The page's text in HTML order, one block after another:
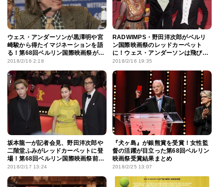
ウェス・アンダーソンが黒澤明や宮
崎駿から得たイマジネーションを語
る！第68回ベルリン国際映画祭がス
タート
2018/2/16 2:18
RADWIMPS・野田洋次郎がベルリ
ン国際映画祭のレッドカーペット
に！ウェス・アンダーソンは飛び入
りで和太鼓を叩く
2018/2/16 19:35
坂本龍一が記者会見、野田洋次郎や
二階堂ふみがレッドカーペットに登
場！第68回ベルリン国際映画祭前半
ハイライト
2018/2/17 13:24
『犬ヶ島』が銀熊賞を受賞！女性監
督の活躍が目立った第68回ベルリン
映画祭受賞結果まとめ
2018/2/25 13:07